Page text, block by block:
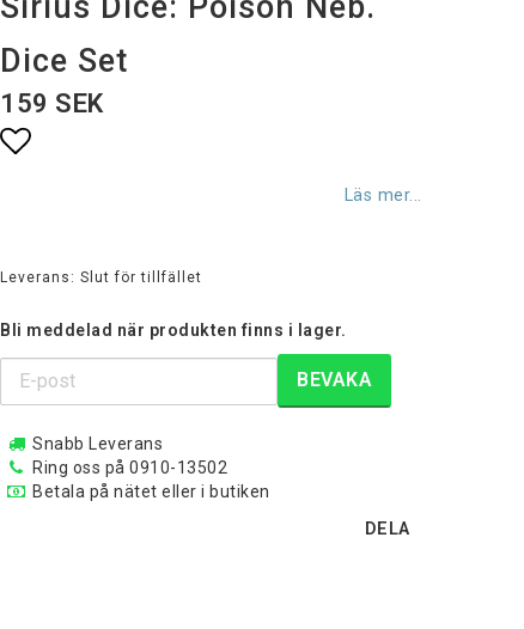
Dice Set
159 SEK
Läs mer...
Leverans:Slut för tillfället
Bli meddelad när produkten finns i lager.
BEVAKA
Snabb Leverans
Ring oss på 0910-13502
Betala på nätet eller i butiken
DELA